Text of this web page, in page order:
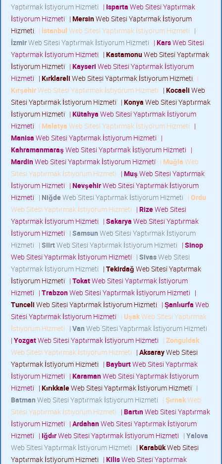
Yaptırmak İstiyorum Hizmeti | Isparta Web Sitesi Yaptırmak
İstiyorum Hizmeti | MersinWeb Sitesi Yaptırmak İstiyorum
Hizmeti | İstanbul Web Sitesi Yaptırmak İstiyorum Hizmeti |
İzmirWeb Sitesi Yaptırmak İstiyorum Hizmeti | KarsWeb Sitesi
Yaptırmak İstiyorum Hizmeti | KastamonuWeb Sitesi Yaptırmak
İstiyorum Hizmeti | Kayseri Web Sitesi Yaptırmak İstiyorum
Hizmeti | Kırklareli Web Sitesi Yaptırmak İstiyorum Hizmeti |
KırşehirWeb Sitesi Yaptırmak İstiyorum Hizmeti | Kocaeli Web
Sitesi Yaptırmak İstiyorum Hizmeti | Konya Web Sitesi Yaptırmak
İstiyorum Hizmeti | Kütahya Web Sitesi Yaptırmak İstiyorum
Hizmeti | Malatya Web Sitesi Yaptırmak İstiyorum Hizmeti |
Manisa Web Sitesi Yaptırmak İstiyorum Hizmeti |
KahramanmaraşWeb Sitesi Yaptırmak İstiyorum Hizmeti |
MardinWeb Sitesi Yaptırmak İstiyorum Hizmeti | Muğla Web
Sitesi Yaptırmak İstiyorum Hizmeti | MuşWeb Sitesi Yaptırmak
İstiyorum Hizmeti | NevşehirWeb Sitesi Yaptırmak İstiyorum
Hizmeti | Niğde Web Sitesi Yaptırmak İstiyorum Hizmeti | Ordu
Web Sitesi Yaptırmak İstiyorum Hizmeti | RizeWeb Sitesi
Yaptırmak İstiyorum Hizmeti | Sakarya Web Sitesi Yaptırmak
İstiyorum Hizmeti | Samsun Web Sitesi Yaptırmak İstiyorum
Hizmeti | SiirtWeb Sitesi Yaptırmak İstiyorum Hizmeti | Sinop
Web Sitesi Yaptırmak İstiyorum Hizmeti | SivasWeb Sitesi
Yaptırmak İstiyorum Hizmeti | Tekirdağ Web Sitesi Yaptırmak
İstiyorum Hizmeti | TokatWeb Sitesi Yaptırmak İstiyorum
Hizmeti | TrabzonWeb Sitesi Yaptırmak İstiyorum Hizmeti |
Tunceli Web Sitesi Yaptırmak İstiyorum Hizmeti | Şanlıurfa Web
Sitesi Yaptırmak İstiyorum Hizmeti | UşakWeb Sitesi Yaptırmak
İstiyorum Hizmeti | Van Web Sitesi Yaptırmak İstiyorum Hizmeti
| YozgatWeb Sitesi Yaptırmak İstiyorum Hizmeti | Zonguldak
Web Sitesi Yaptırmak İstiyorum Hizmeti | AksarayWeb Sitesi
Yaptırmak İstiyorum Hizmeti | BayburtWeb Sitesi Yaptırmak
İstiyorum Hizmeti | KaramanWeb Sitesi Yaptırmak İstiyorum
Hizmeti | KırıkkaleWeb Sitesi Yaptırmak İstiyorum Hizmeti |
Batman Web Sitesi Yaptırmak İstiyorum Hizmeti | ŞırnakWeb
Sitesi Yaptırmak İstiyorum Hizmeti | BartınWeb Sitesi Yaptırmak
İstiyorum Hizmeti | ArdahanWeb Sitesi Yaptırmak İstiyorum
Hizmeti | IğdırWeb Sitesi Yaptırmak İstiyorum Hizmeti | Yalova
Web Sitesi Yaptırmak İstiyorum Hizmeti | KarabükWeb Sitesi
Yaptırmak İstiyorum Hizmeti | KilisWeb Sitesi Yaptırmak